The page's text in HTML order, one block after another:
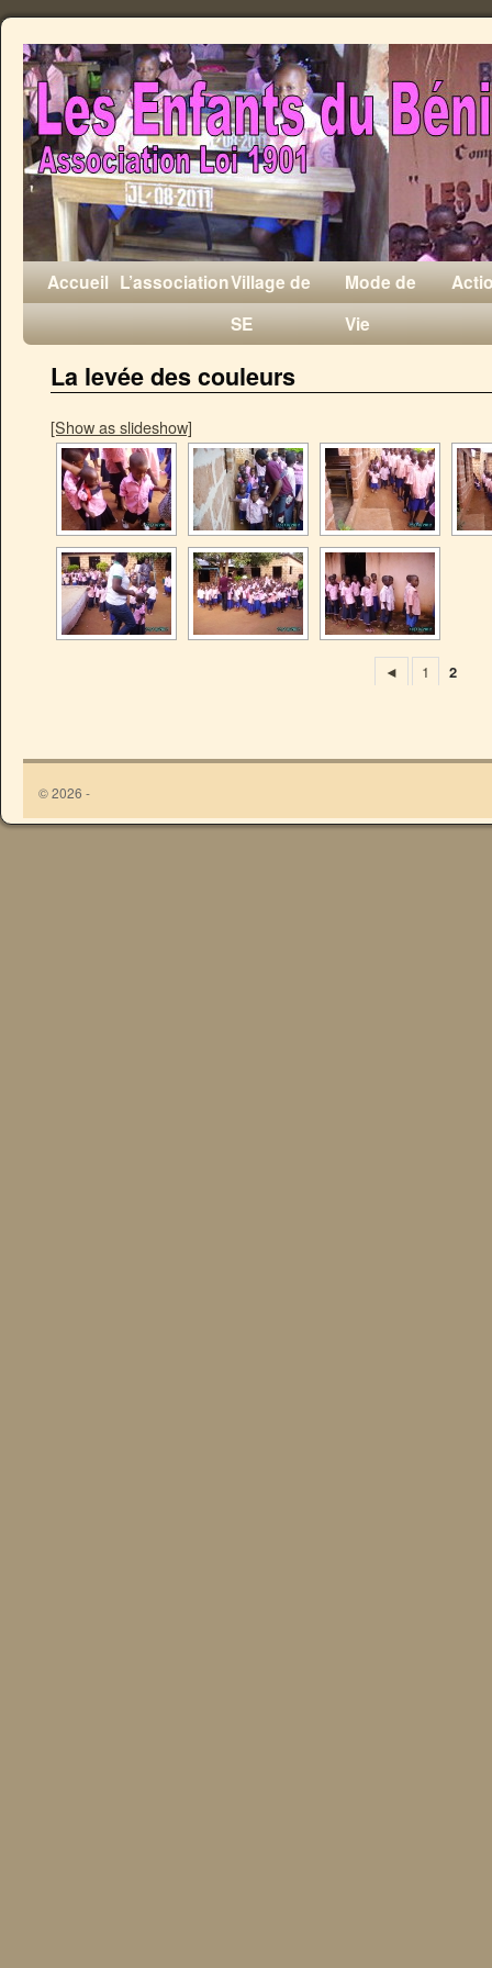
Accueil L’associationVillage de
SE
Mode de
Vie
La levée des couleurs
[Show as slideshow]
◄ 1 2
© 2026 -